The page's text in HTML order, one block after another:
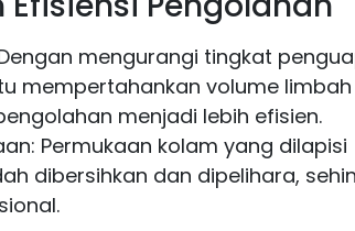
mengurangi tingkat
mempertahankan volume
menjadi lebih efisien.
Permukaan kolam yang dilapisi
dibersihkan dan dipelihara,